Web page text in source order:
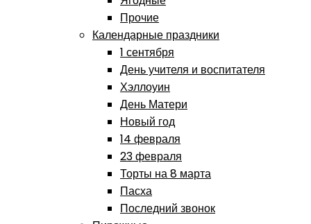
Прочие
Календарные праздники
1 сентября
День учителя и воспитателя
Хэллоуин
День Матери
Новый год
14 февраля
23 февраля
Торты на 8 марта
Пасха
Последний звонок